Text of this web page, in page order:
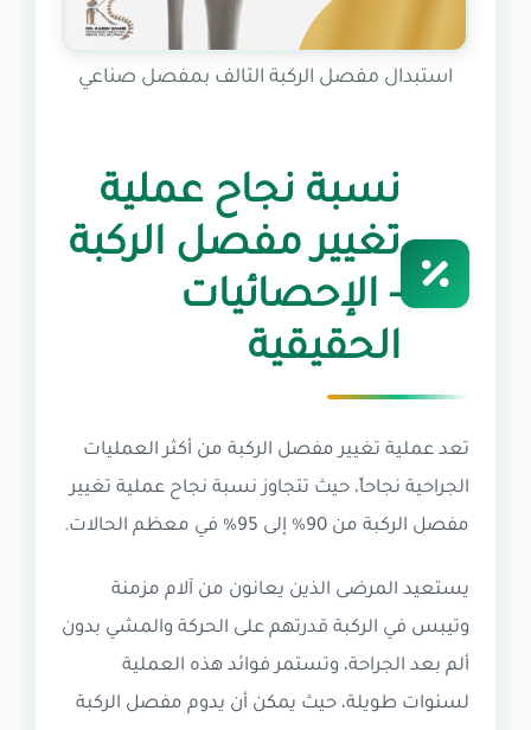
استبدال مفصل الركبة التالف بمفصل صناعي
نسبة نجاح عملية
تغيير مفصل الركبة
- الإحصائيات
الحقيقية
تعد عملية تغيير مفصل الركبة من أكثر العمليات
الجراحية نجاحاً، حيث تتجاوز نسبة نجاح عملية تغيير
مفصل الركبة من 90% إلى 95% في معظم الحالات.
يستعيد المرضى الذين يعانون من آلام مزمنة
وتيبس في الركبة قدرتهم على الحركة والمشي بدون
ألم بعد الجراحة، وتستمر فوائد هذه العملية
لسنوات طويلة، حيث يمكن أن يدوم مفصل الركبة